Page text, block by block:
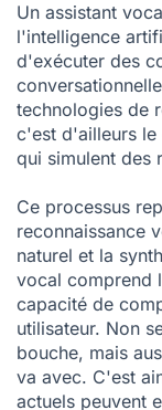
Un assistant
l'intelligence
d'exécuter des
technologies de
c'est d'ailleurs le
qui simulent des
Ce processus
reconnaissance
naturel et la
vocal comprend
capacité de
utilisateur. Non
bouche, mais
va avec. C'est
actuels peuvent